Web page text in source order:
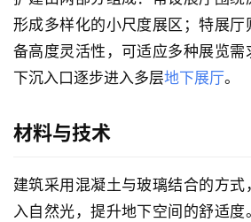
形成多样化的小尺度展区；特展
备高度灵活性，可适应多种展览需
下沉入口逐步进入多层地下展厅。
材料与技术
建筑采用混凝土与玻璃结合的方式
入自然光，提升地下空间的舒适